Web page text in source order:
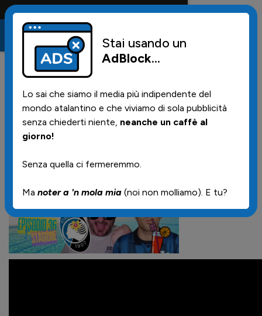
Conta solo la maglia e solo i tifosi la portano tutta la
22/05/2025 | 15.00
Stasera torna DAI
CHE 'L VE
Stai usando un
AdBlock...
Lo sai che siamo il media più indipendente del
mondo atalantino e che viviamo di sola pubblicità
senza chiederti niente, neanche un caffè al
giorno!
Senza quella ci fermeremmo.
Ma noter a 'n mola mia (noi non molliamo). E tu?